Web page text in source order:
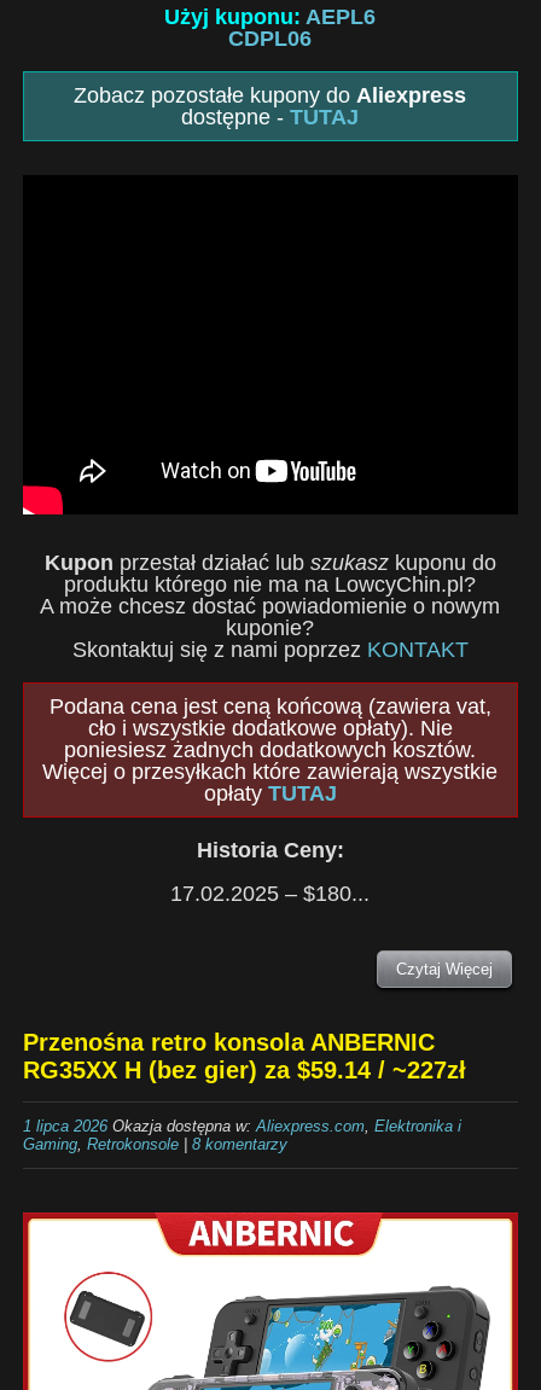
Użyj kuponu: AEPL6
CDPL06
Zobacz pozostałe kupony doAliexpress
dostępne -TUTAJ
Kupon przestał działać lub szukaszkuponu do
produktu którego nie ma na LowcyChin.pl?
A może chcesz dostać powiadomienie o nowym
kuponie?
Skontaktuj się z nami poprzez KONTAKT
Podana cena jest ceną końcową (zawiera vat,
cło i wszystkie dodatkowe opłaty). Nie
poniesiesz żadnych dodatkowych kosztów.
Więcej o przesyłkach które zawierają wszystkie
opłaty TUTAJ
Historia Ceny:
17.02.2025 – $180...
Czytaj Więcej
Przenośna retro konsola ANBERNIC
RG35XX H (bez gier) za $59.14 / ~227zł
1 lipca 2026Okazja dostępna w:Aliexpress.com, Elektronika i
Gaming, Retrokonsole| 8 komentarzy